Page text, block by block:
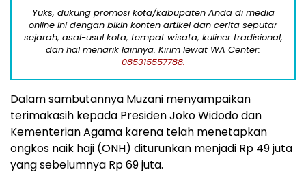
Yuks, dukung promosi kota/kabupaten Anda di media
online ini dengan bikin konten artikel dan cerita seputar
sejarah, asal-usul kota, tempat wisata, kuliner tradisional,
dan hal menarik lainnya. Kirim lewat WA Center:
085315557788.
Dalam sambutannya Muzani menyampaikan
terimakasih kepada Presiden Joko Widodo dan
Kementerian Agama karena telah menetapkan
ongkos naik haji (ONH) diturunkan menjadi Rp 49 juta
yang sebelumnya Rp 69 juta.